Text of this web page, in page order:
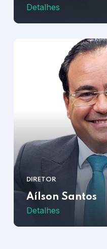
Detalhes
DIRETOR
Aílson Santos
Detalhes